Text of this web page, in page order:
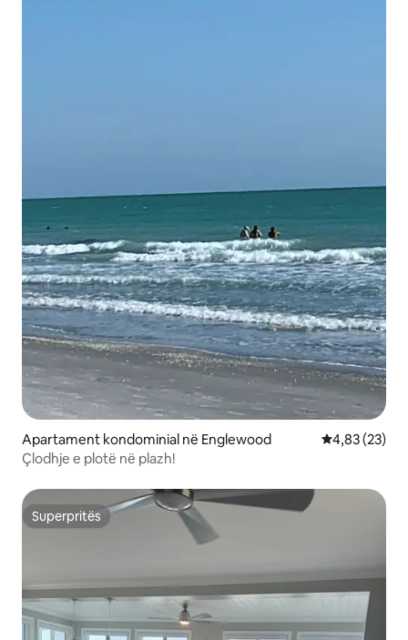
Apartament kondominial në Englewood Vlerësimi
4,83 (23)
Çlodhje e plotë në plazh!
Superpritës
Superpritës